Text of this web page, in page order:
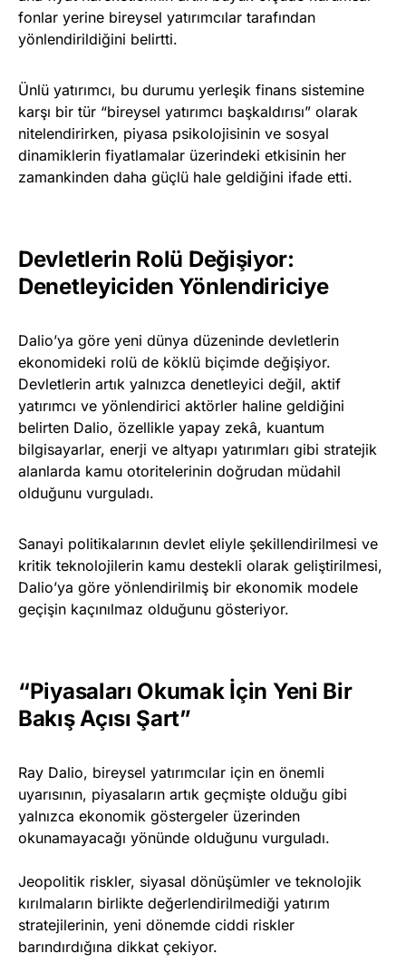
fonlar yerine bireysel yatırımcılar tarafından
yönlendirildiğini belirtti.
Ünlü yatırımcı, bu durumu yerleşik finans sistemine
karşı bir tür “bireysel yatırımcı başkaldırısı” olarak
nitelendirirken, piyasa psikolojisinin ve sosyal
dinamiklerin fiyatlamalar üzerindeki etkisinin her
zamankinden daha güçlü hale geldiğini ifade etti.
Devletlerin Rolü Değişiyor:
Denetleyiciden Yönlendiriciye
Dalio’ya göre yeni dünya düzeninde devletlerin
ekonomideki rolü de köklü biçimde değişiyor.
Devletlerin artık yalnızca denetleyici değil, aktif
yatırımcı ve yönlendirici aktörler haline geldiğini
belirten Dalio, özellikle yapay zekâ, kuantum
bilgisayarlar, enerji ve altyapı yatırımları gibi stratejik
alanlarda kamu otoritelerinin doğrudan müdahil
olduğunu vurguladı.
Sanayi politikalarının devlet eliyle şekillendirilmesi ve
kritik teknolojilerin kamu destekli olarak geliştirilmesi,
Dalio’ya göre yönlendirilmiş bir ekonomik modele
geçişin kaçınılmaz olduğunu gösteriyor.
“Piyasaları Okumak İçin Yeni Bir
Bakış Açısı Şart”
Ray Dalio, bireysel yatırımcılar için en önemli
uyarısının, piyasaların artık geçmişte olduğu gibi
yalnızca ekonomik göstergeler üzerinden
okunamayacağı yönünde olduğunu vurguladı.
Jeopolitik riskler, siyasal dönüşümler ve teknolojik
kırılmaların birlikte değerlendirilmediği yatırım
stratejilerinin, yeni dönemde ciddi riskler
barındırdığına dikkat çekiyor.